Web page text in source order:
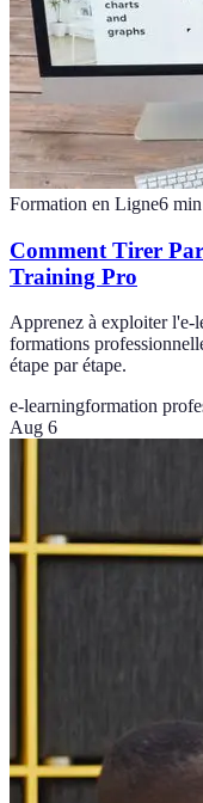
Formation en Ligne6 min
Comment Tirer
Training Pro
Apprenez à exploiter l'e-
formations
étape par étape.
e-learningformation
Aug 6